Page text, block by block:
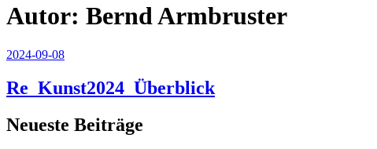
Autor: Bernd Armbruster
Veröffentlicht
2024-09-08
Re_Kunst2024_Überblick
Neueste Beiträge